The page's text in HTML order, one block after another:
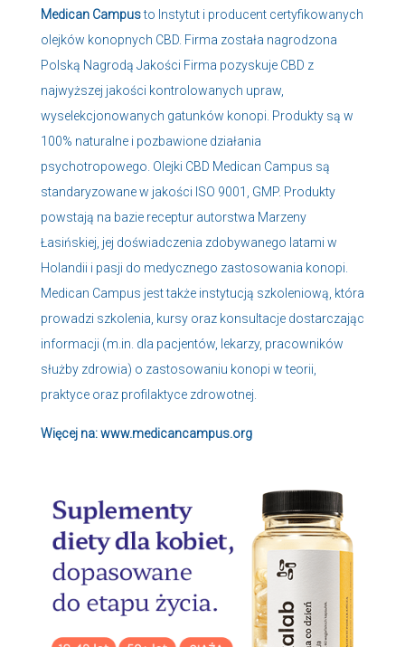
Medican Campusto Instytut i producent certyfikowanych
olejków konopnych CBD. Firma została nagrodzona
Polską Nagrodą Jakości Firma pozyskuje CBD z
najwyższej jakości kontrolowanych upraw,
wyselekcjonowanych gatunków konopi. Produkty są w
100% naturalne i pozbawione działania
psychotropowego. Olejki CBD Medican Campus są
standaryzowane w jakości ISO 9001, GMP. Produkty
powstają na bazie receptur autorstwa Marzeny
Łasińskiej, jej doświadczenia zdobywanego latami w
Holandii i pasji do medycznego zastosowania konopi.
Medican Campus jest także instytucją szkoleniową, która
prowadzi szkolenia, kursy oraz konsultacje dostarczając
informacji (m.in. dla pacjentów, lekarzy, pracowników
służby zdrowia) o zastosowaniu konopi w teorii,
praktyce oraz profilaktyce zdrowotnej.
Więcej na:www.medicancampus.org